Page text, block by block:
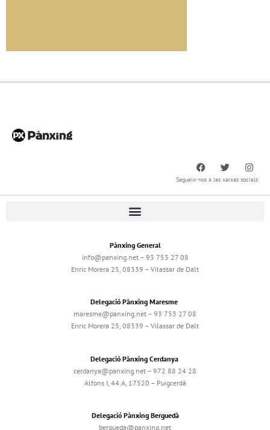
Segueix-nos a les xarxes socials
Pànxing General
info@panxing.net – 93 753 27 08
Enric Morera 25, 08339 – Vilassar de Dalt
Delegació Pànxing Maresme
maresme@panxing.net – 93 753 27 08
Enric Morera 25, 08339 – Vilassar de Dalt
Delegació Pànxing Cerdanya
cerdanya@panxing.net – 972 88 24 28
Alfons I, 44 A, 17520 – Puigcerdà
Delegació Pànxing Berguedà
bergueda@panxing.net